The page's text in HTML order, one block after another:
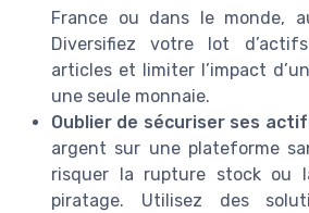
France ou dans le monde,
Diversifiez votre lot
articles et limiter l’impact
une seule monnaie.
Oublier de sécuriser ses
argent sur une plateforme
risquer la rupture stock ou
piratage. Utilisez des